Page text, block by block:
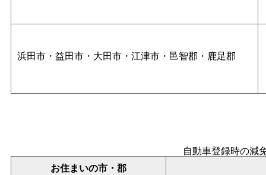
浜田市・益田市・大田市・江津市・邑智郡・鹿足郡
自動車登録時の減
お住まいの市・郡